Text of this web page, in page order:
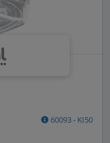
60093 - KI50